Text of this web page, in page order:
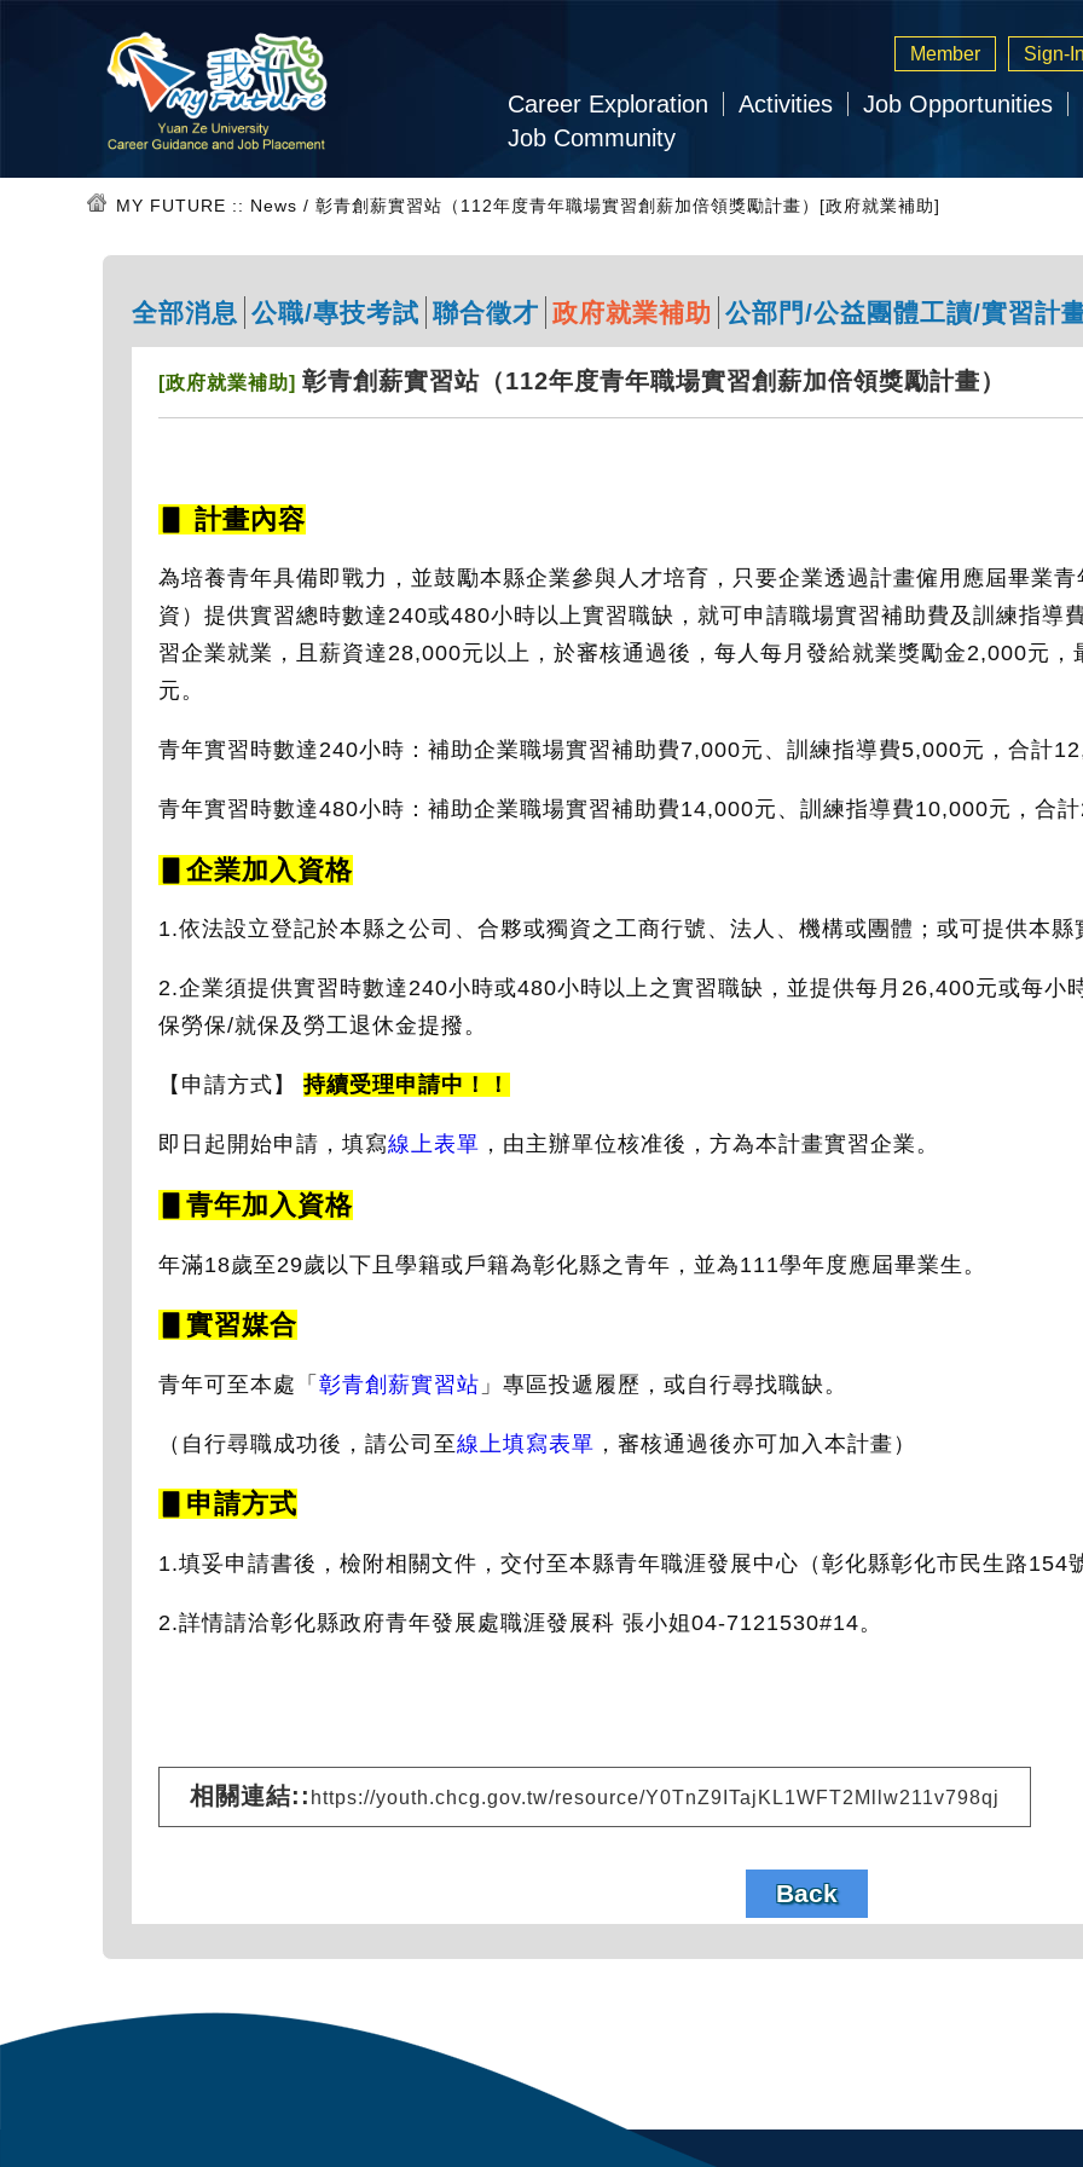
Member Sign-In
Career Exploration Activities Job Opportunities
Job Community
MY FUTURE :: News / 彰青創薪實習站（112年度青年職場實習創薪加倍領獎勵計畫）[政府就業補助]
全部消息 公職/專技考試 聯合徵才 政府就業補助 公部門/公益團體工讀/實習計
[政府就業補助] 彰青創薪實習站（112年度青年職場實習創薪加倍領獎勵計畫）
▋ 計畫內容
為培養青年具備即戰力，並鼓勵本縣企業參與人才培育，只要企業透過計畫僱用應屆畢業
資）提供實習總時數達240或480小時以上實習職缺，就可申請職場實習補助費及訓練指導
習企業就業，且薪資達28,000元以上，於審核通過後，每人每月發給就業獎勵金2,000元
元。
青年實習時數達240小時：補助企業職場實習補助費7,000元、訓練指導費5,000元，合計
青年實習時數達480小時：補助企業職場實習補助費14,000元、訓練指導費10,000元，合計
▋企業加入資格
1.依法設立登記於本縣之公司、合夥或獨資之工商行號、法人、機構或團體；或可提供本縣
2.企業須提供實習時數達240小時或480小時以上之實習職缺，並提供每月26,400元或每小
保勞保/就保及勞工退休金提撥。
【申請方式】 持續受理申請中！！
即日起開始申請，填寫線上表單 ，由主辦單位核准後，方為本計畫實習企業。
▋青年加入資格
年滿18歲至29歲以下且學籍或戶籍為彰化縣之青年，並為111學年度應屆畢業生。
▋實習媒合
青年可至本處「彰青創薪實習站 」專區投遞履歷，或自行尋找職缺。
（自行尋職成功後，請公司至線上填寫表單 ，審核通過後亦可加入本計畫）
▋申請方式
1.填妥申請書後，檢附相關文件，交付至本縣青年職涯發展中心（彰化縣彰化市民生路154
2.詳情請洽彰化縣政府青年發展處職涯發展科 張小姐04-7121530#14。
相關連結:: https://youth.chcg.gov.tw/resource/Y0TnZ9ITajKL1WFT2Mllw211v798qj
Back